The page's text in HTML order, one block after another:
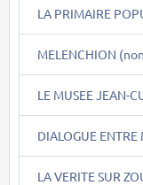
LA PRIMAIRE
MELENCHION
LE MUSEE JEAN-
DIALOGUE ENTRE
LA VERITE SUR